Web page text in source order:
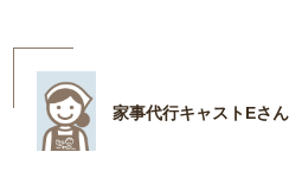
家事代行キャストEさ